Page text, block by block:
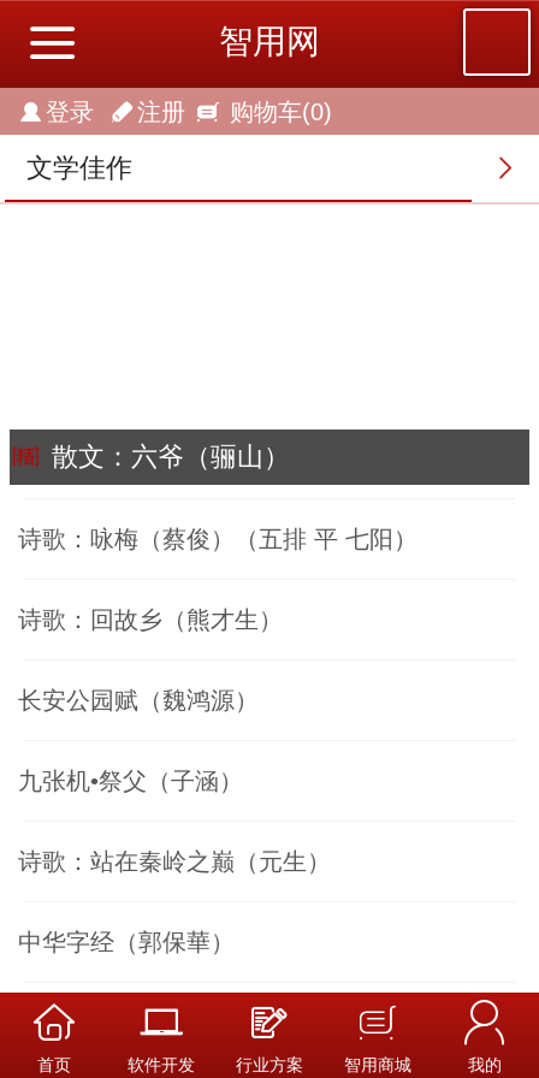
智用网
登录 注册 购物车(0)
文学佳作
散文：六爷（骊山）
诗歌：咏梅（蔡俊）（五排 平 七阳）
诗歌：回故乡（熊才生）
长安公园赋（魏鸿源）
九张机•祭父（子涵）
诗歌：站在秦岭之巅（元生）
中华字经（郭保華）
这种官势“扎”不得（骊山）
首页 软件开发 行业方案 智用商城 我的